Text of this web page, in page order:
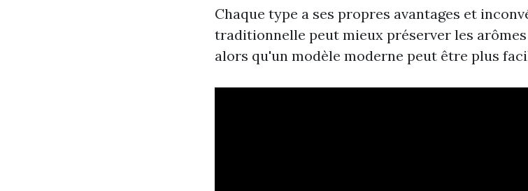
Chaque type a ses propres avantages et
traditionnelle peut mieux préserver les
alors qu'un modèle moderne peut être plus